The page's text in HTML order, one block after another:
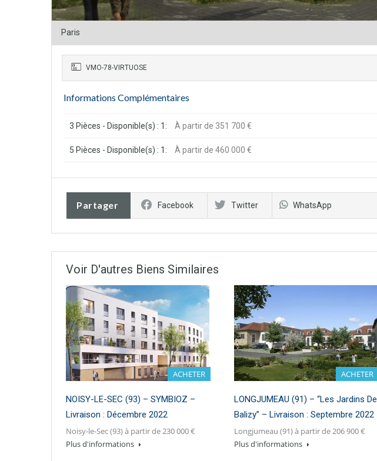
Paris
VMO-78-VIRTUOSE
Informations Complémentaires
3 Pièces - Disponible(s) : 1: À partir de 351 700 €
5 Pièces - Disponible(s) : 1: À partir de 460 000 €
Partager Facebook Twitter WhatsApp
Voir D'autres Biens Similaires
ACHETER
NOISY-LE-SEC (93) – SYMBIOZ –
Livraison : Décembre 2022
Noisy-le-Sec (93) à partir de 230 000 €
Plus d'informations
ACHETER
LONGJUMEAU (91) – “Les Jardins De
Balizy” – Livraison : Septembre 2022
Longjumeau (91) à partir de 206 900 €
Plus d'informations